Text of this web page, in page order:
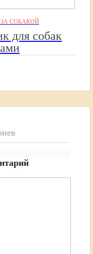
СОБАКОЙ
для собак